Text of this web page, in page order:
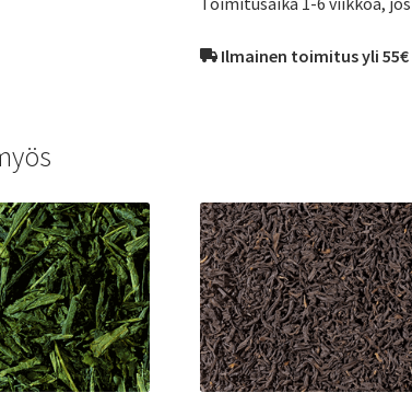
Ilmainen toimitus yli